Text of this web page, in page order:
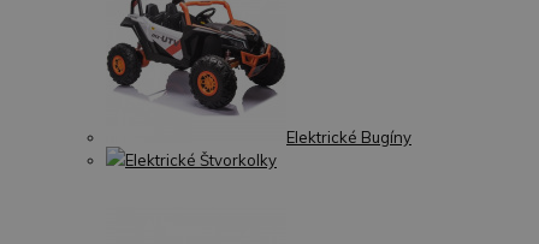
Elektrické Bugíny
Elektrické Štvorkolky